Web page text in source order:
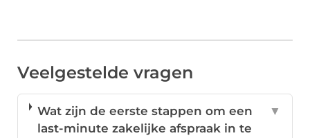
Veelgestelde vragen
Wat zijn de eerste stappen om een
last-minute zakelijke afspraak in te
▼